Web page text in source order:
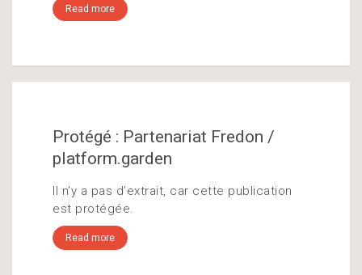
Read more
Protégé : Partenariat Fredon /
platform.garden
Il n’y a pas d’extrait, car cette publication
est protégée.
Read more